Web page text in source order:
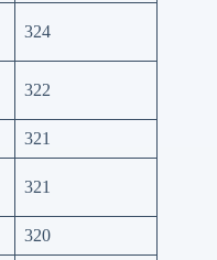
324
322
321
321
320